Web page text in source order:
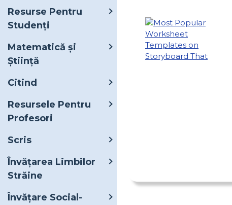
Resurse Pentru
Studenți
Matematică și
Știință
Citind
Resursele Pentru
Profesori
Scris
Învățarea Limbilor
Străine
Învățare Social-